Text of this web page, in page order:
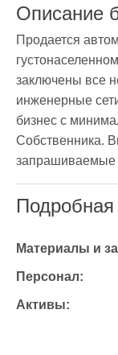
Описание
Продается
заключены все
инженерные
бизнес с
Собственника.
запрашиваемые
Материалы и
Персонал:
Активы: